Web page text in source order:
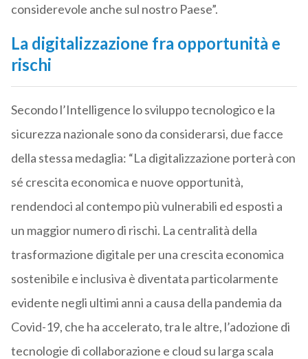
considerevole anche sul nostro Paese”.
La digitalizzazione fra opportunità e
rischi
Secondo l’Intelligence lo sviluppo tecnologico e la
sicurezza nazionale sono da considerarsi, due facce
della stessa medaglia: “La digitalizzazione porterà con
sé crescita economica e nuove opportunità,
rendendoci al contempo più vulnerabili ed esposti a
un maggior numero di rischi. La centralità della
trasformazione digitale per una crescita economica
sostenibile e inclusiva è diventata particolarmente
evidente negli ultimi anni a causa della pandemia da
Covid-19, che ha accelerato, tra le altre, l’adozione di
tecnologie di collaborazione e cloud su larga scala